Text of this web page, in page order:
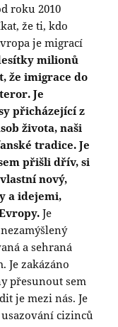
roku 2010
že ti, kdo
je migrací
milionů
že imigrace do
Je
přicházející z
života, naši
tradice. Je
přišli dřív, si
nový,
a idejemi,
Je
a sehraná
Je zakázáno
přesunout sem
je mezi nás. Je
cizinců